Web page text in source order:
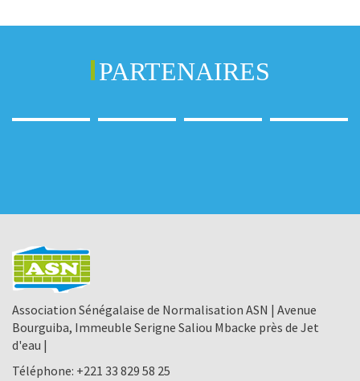
PARTENAIRES
Association Sénégalaise de Normalisation ASN | Avenue
Bourguiba, Immeuble Serigne Saliou Mbacke près de Jet
d'eau |
Téléphone: +221 33 829 58 25